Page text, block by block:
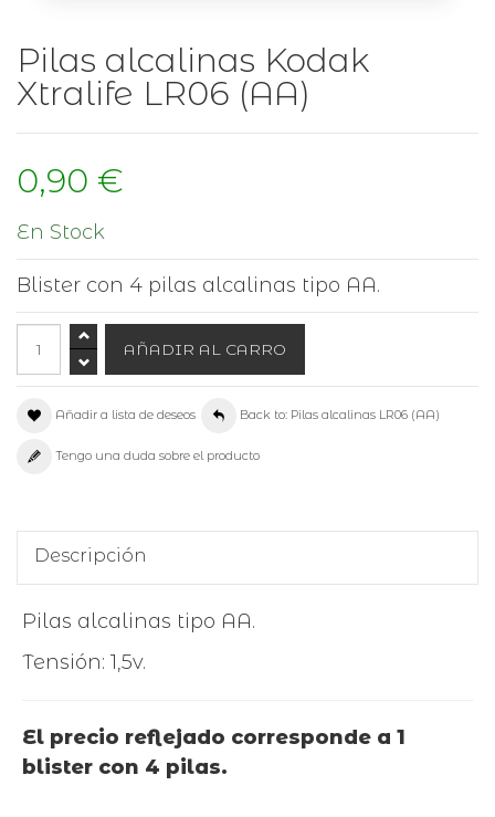
Pilas alcalinas Kodak
Xtralife LR06 (AA)
0,90 €
En Stock
Blister con 4 pilas alcalinas tipo AA.
Añadir a lista de deseos Back to: Pilas alcalinas LR06 (AA)
Tengo una duda sobre el producto
Descripción
Pilas alcalinas tipo AA.
Tensión: 1,5v.
El precio reflejado corresponde a 1
blister con 4 pilas.